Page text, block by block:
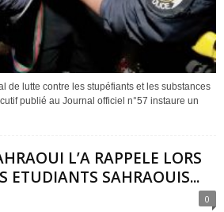
de lutte contre les stupéfiants et les substances
publié au Journal officiel n°57 instaure un
L’A RAPPELE LORS
ETUDIANTS SAHRAOUIS...
0